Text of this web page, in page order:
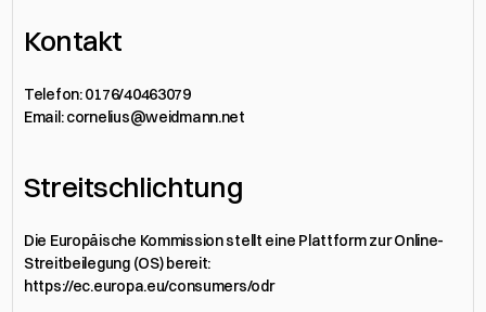
Kontakt
Telefon: 0176/40463079
Email: cornelius@weidmann.net
Streitschlichtung
Die Europäische Kommission stellt eine Plattform zur Online-
https://ec.europa.eu/consumers/odr